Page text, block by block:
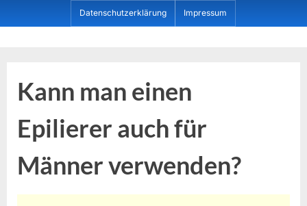
to
Datenschutzerklärung Impressum
Kann man einen
Epilierer auch für
Männer verwenden?